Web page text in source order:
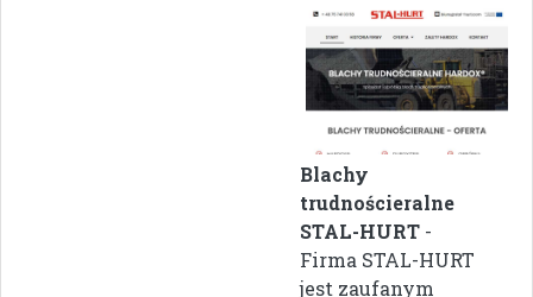
Blachy
trudnościeralne
STAL-HURT -
Firma STAL-HURT
jest zaufanym